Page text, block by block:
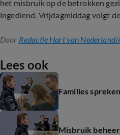
het misbruik op de betrokken
ingediend. Vrijdagmiddag volgt
Door Redactie Hart van Nederland/
Lees ook
Families
Misbruik